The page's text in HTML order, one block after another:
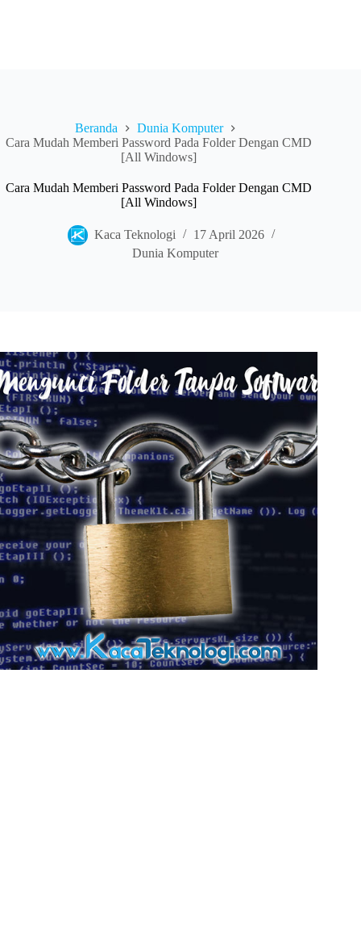
Beranda
Dunia Komputer
Cara Mudah Memberi Password Pada Folder Dengan CMD
[All Windows]
Cara Mudah Memberi Password Pada Folder Dengan CMD
[All Windows]
Kaca Teknologi
17 April 2026
Dunia Komputer